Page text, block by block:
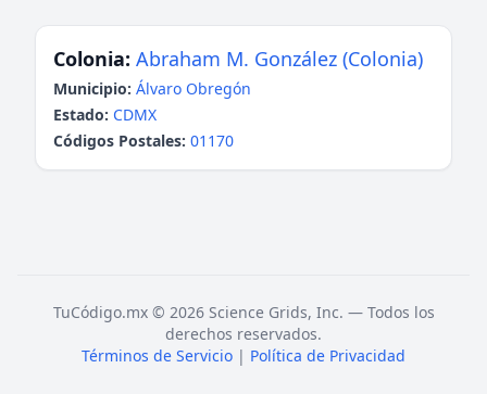
Colonia: Abraham M. González (Colonia)
Municipio: Álvaro Obregón
Estado: CDMX
Códigos Postales: 01170
TuCódigo.mx © 2026 Science Grids, Inc. — Todos los
derechos reservados.
Términos de Servicio | Política de Privacidad